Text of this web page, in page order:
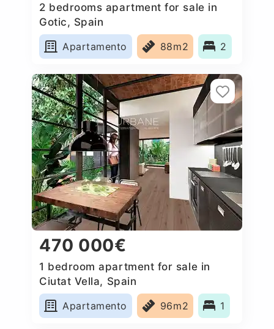
2 bedrooms apartment for sale in
Gotic, Spain
Apartamento
88m2 2
470 000€
1 bedroom apartment for sale in
Ciutat Vella, Spain
Apartamento
96m2 1